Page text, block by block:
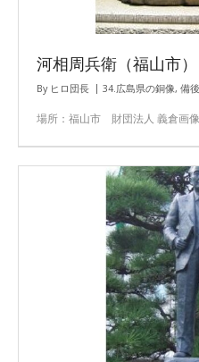
河相周兵衛（福山市）
By ヒロ団長 34.広島県の銅像, 備
場所：福山市 財団法人 義倉画